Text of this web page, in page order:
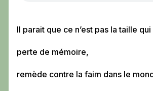
Il parait que ce n’est pas la taille
perte de mémoire,
remède contre la faim dans le